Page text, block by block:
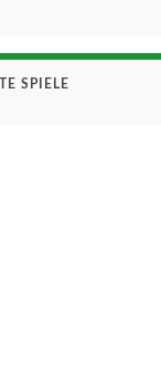
SPIELE